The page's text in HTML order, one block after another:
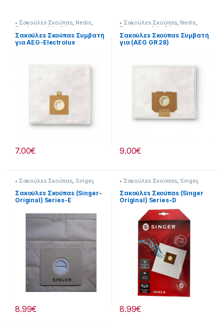
• Σακούλεs Σκούπαs, Nedis,
Σκούπισμα & Καθάρισμα
Σακούλεs Σκούπαs Συμβατή
για AEG-Electrolux
7.00€
• Σακούλεs Σκούπαs, Nedis,
Σκούπισμα & Καθάρισμα
Σακούλεs Σκούπαs Συμβατή
για (AEG GR 28)
9.00€
• Σακούλεs Σκούπαs, Singer,
Σκούπισμα & Καθάρισμα
Σακούλεs Σκούπαs (Singer-
Original) Series-E
8.99€
• Σακούλεs Σκούπαs, Singer,
Σκούπισμα & Καθάρισμα
Σακούλεs Σκούπαs (Singer
Original) Series-D
8.99€